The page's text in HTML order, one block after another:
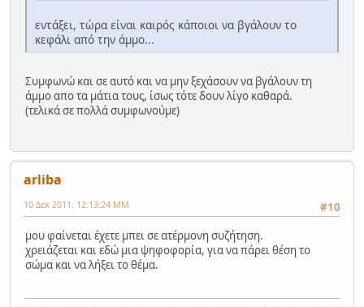
εντάξει, τώρα είναι καιρός κάποιοι να βγάλουν το
κεφάλι από την άμμο...
Συμφωνώ και σε αυτό και να μην ξεχάσουν να βγάλουν τη
άμμο απο τα μάτια τους, ίσως τότε δουν λίγο καθαρά.
(τελικά σε πολλά συμφωνούμε)
arliba
#10
10 Δεκ 2011, 12:13:24 ΜΜ
μου φαίνεται έχετε μπει σε ατέρμονη συζήτηση.
χρειάζεται και εδώ μια ψηφοφορία, για να πάρει θέση το
σώμα και να λήξει το θέμα.